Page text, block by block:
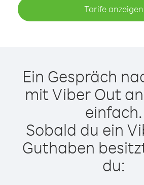
Tarife anzeigen
Ein Gespräch
mit Viber Out
einfach.
Sobald du ein
Guthaben
du: